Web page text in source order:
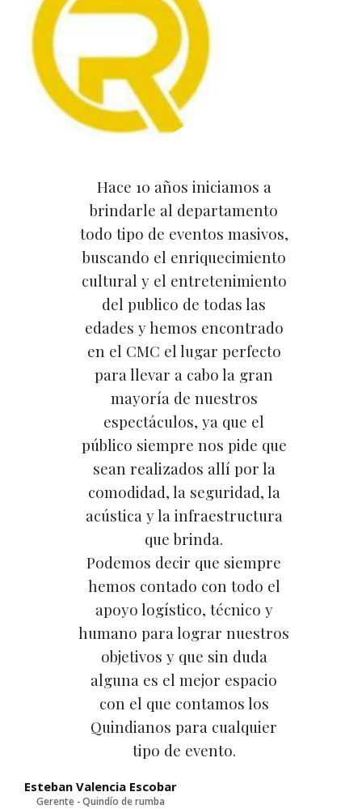
Hace 10 años iniciamos a
brindarle al departamento
todo tipo de eventos masivos,
buscando el enriquecimiento
cultural y el entretenimiento
del publico de todas las
edades y hemos encontrado
en el CMC el lugar perfecto
para llevar a cabo la gran
mayoría de nuestros
espectáculos, ya que el
público siempre nos pide que
sean realizados allí por la
comodidad, la seguridad, la
acústica y la infraestructura
que brinda.
Podemos decir que siempre
hemos contado con todo el
apoyo logístico, técnico y
humano para lograr nuestros
objetivos y que sin duda
alguna es el mejor espacio
con el que contamos los
Quindianos para cualquier
tipo de evento.
Esteban Valencia Escobar
Gerente - Quindío de rumba